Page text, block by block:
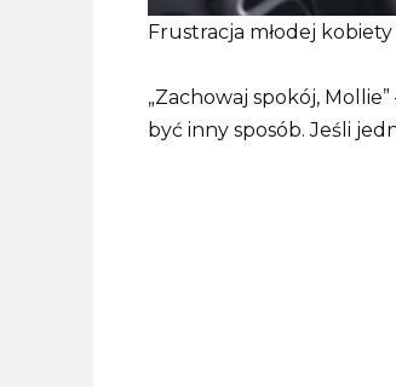
Frustracja młodej
„Zachowaj spokój,
być inny sposób. Jeśli